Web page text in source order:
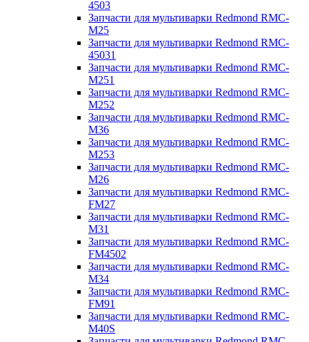
4503
Запчасти для мультиварки Redmond RMC-
M25
Запчасти для мультиварки Redmond RMC-
45031
Запчасти для мультиварки Redmond RMC-
M251
Запчасти для мультиварки Redmond RMC-
M252
Запчасти для мультиварки Redmond RMC-
M36
Запчасти для мультиварки Redmond RMC-
M253
Запчасти для мультиварки Redmond RMC-
M26
Запчасти для мультиварки Redmond RMC-
FM27
Запчасти для мультиварки Redmond RMC-
M31
Запчасти для мультиварки Redmond RMC-
FM4502
Запчасти для мультиварки Redmond RMC-
M34
Запчасти для мультиварки Redmond RMC-
FM91
Запчасти для мультиварки Redmond RMC-
M40S